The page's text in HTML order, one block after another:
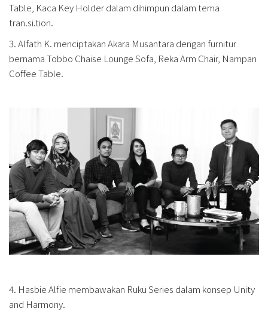
Table, Kaca Key Holder dalam dihimpun dalam tema
tran.si.tion.
3. Alfath K. menciptakan Akara Musantara dengan furnitur
bernama Tobbo Chaise Lounge Sofa, Reka Arm Chair, Nampan
Coffee Table.
4. Hasbie Alfie membawakan Ruku Series dalam konsep Unity
and Harmony.